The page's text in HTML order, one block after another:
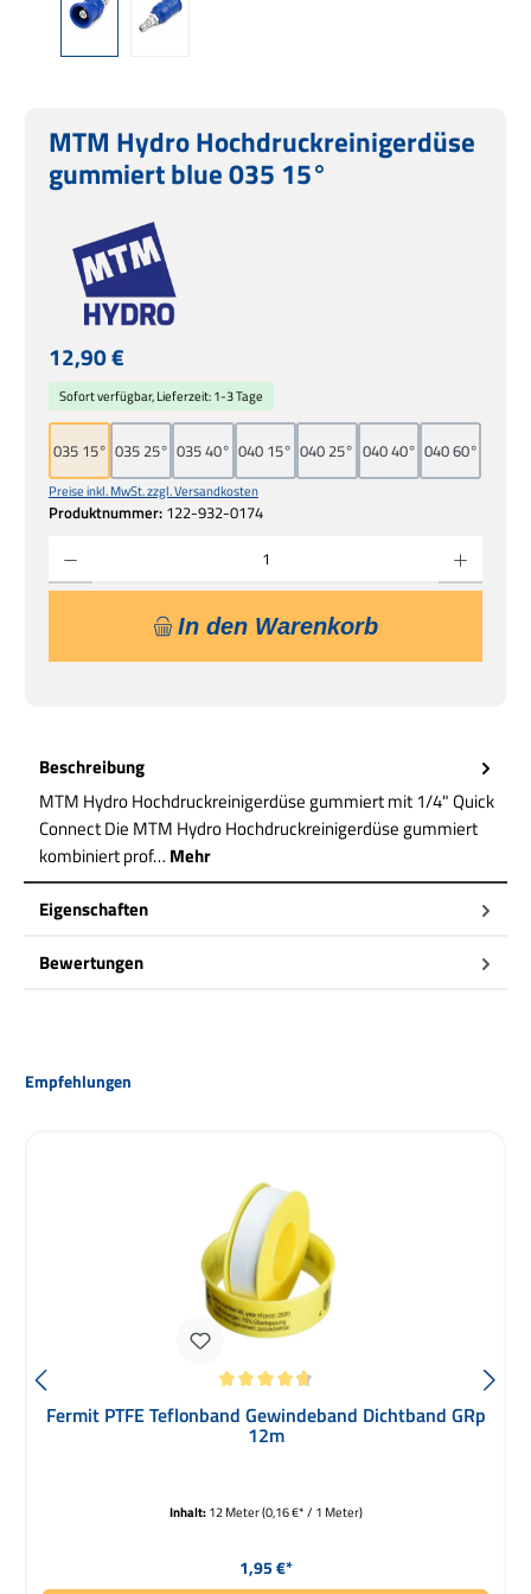
MTM Hydro Hochdruckreinigerdüse
gummiert blue 035 15°
Regulärer Preis:
12,90 €
Preise inkl. MwSt. zzgl. Versandkosten
Produktnummer: 122-932-0174
Sofort verfügbar, Lieferzeit: 1-3 Tage
035 15° 035 25° 035 40° 040 15° 040 25° 040 40° 040 60°
In den Warenkorb
Beschreibung
MTM Hydro Hochdruckreinigerdüse gummiert mit 1/4" Quick
Connect Die MTM Hydro Hochdruckreinigerdüse gummiert
kombiniert prof… Mehr
Eigenschaften
Bewertungen
Produktgalerie überspringen
Empfehlungen
Fermit PTFE Teflonband Gewindeband Dichtband GRp
12m
Inhalt:12 Meter(0,16 €* / 1 Meter)
Regulärer Preis:
1,95 €*